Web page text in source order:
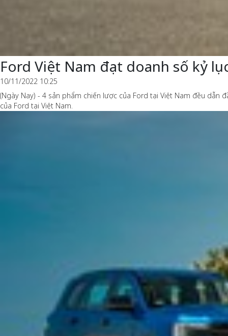
Ford Việt Nam đạt doanh số kỷ
10/11/2022 10:25
(Ngày Nay) - 4 sản phẩm chiến lược của Ford tại Việt Nam đều
của Ford tại Việt Nam.